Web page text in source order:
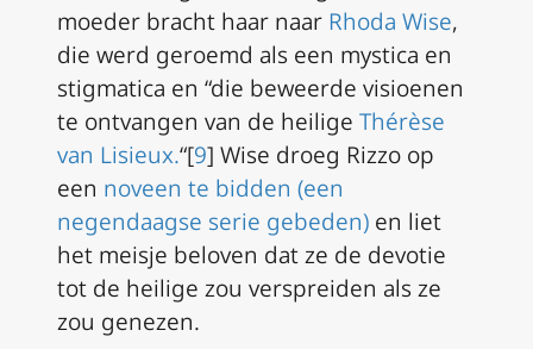
moeder bracht haar naar Rhoda Wise,
die werd geroemd als een mystica en
stigmatica en “die beweerde visioenen
te ontvangen van de heilige Thérèse
van Lisieux.“[9] Wise droeg Rizzo op
een noveen te bidden (een
negendaagse serie gebeden) en liet
het meisje beloven dat ze de devotie
tot de heilige zou verspreiden als ze
zou genezen.